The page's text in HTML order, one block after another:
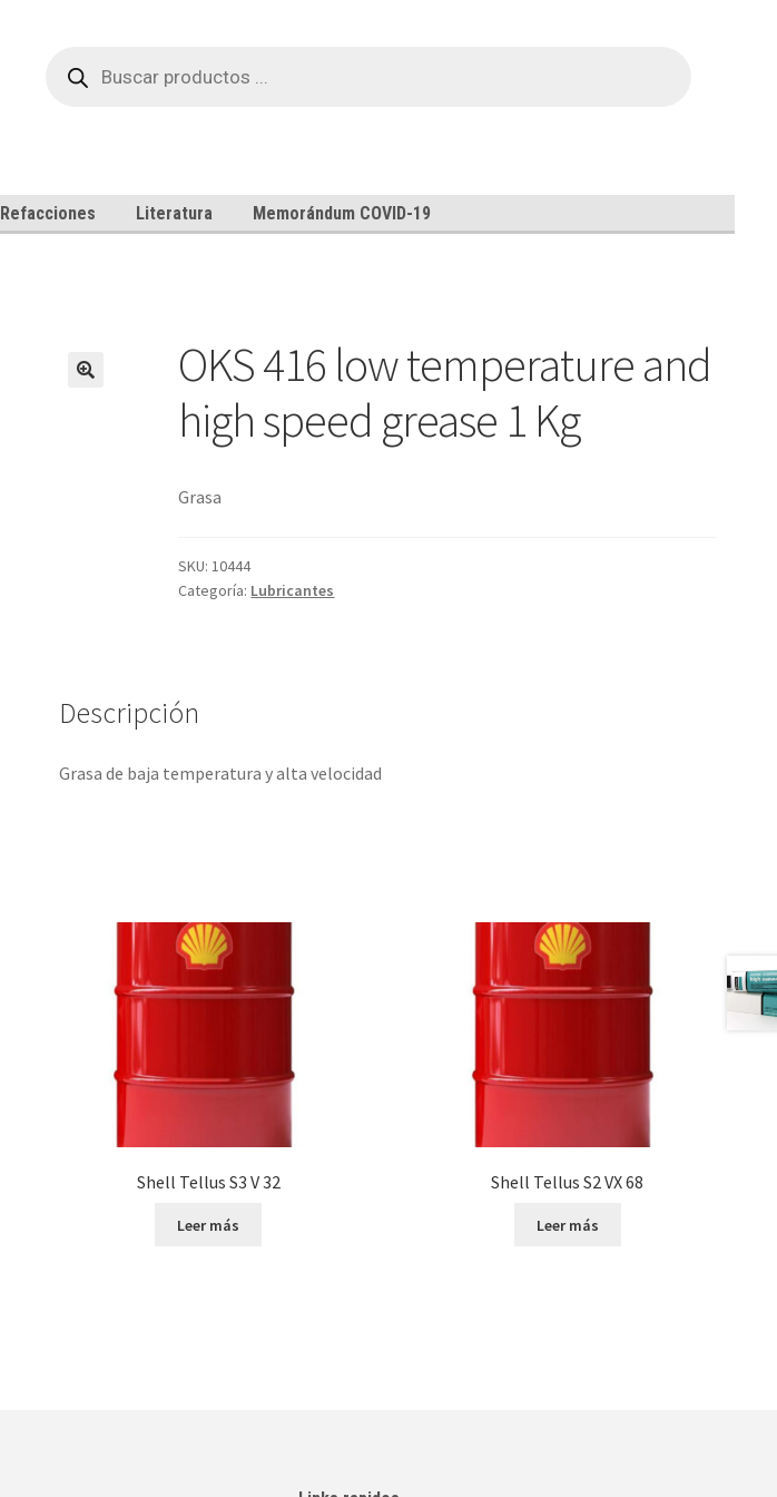
productos
Refacciones Literatura Memorándum COVID-19
OKS 416 low temperature and
high speed grease 1 Kg
Grasa
SKU:10444
Categoría: Lubricantes
Descripción
Grasa de baja temperatura y alta velocidad
Shell Tellus S3 V 32
Leer más
Shell Tellus S2 VX 68
Leer más